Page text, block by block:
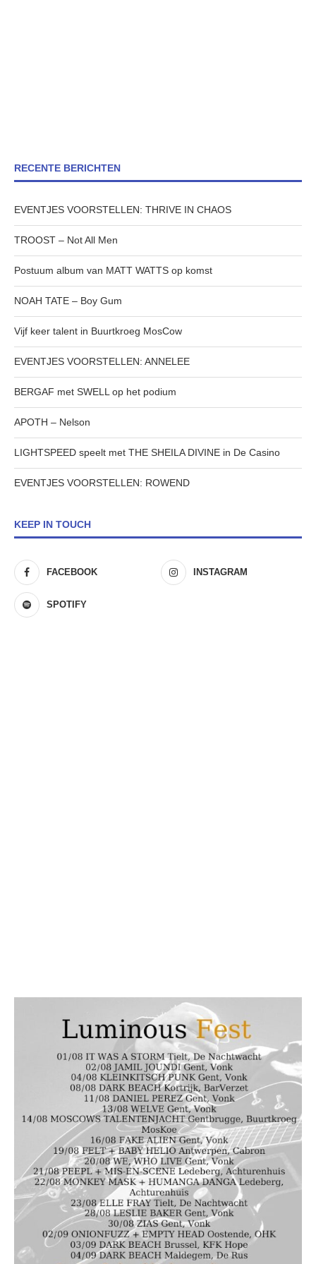
RECENTE BERICHTEN
EVENTJES VOORSTELLEN: THRIVE IN CHAOS
TROOST – Not All Men
Postuum album van MATT WATTS op komst
NOAH TATE – Boy Gum
Vijf keer talent in Buurtkroeg MosCow
EVENTJES VOORSTELLEN: ANNELEE
BERGAF met SWELL op het podium
APOTH – Nelson
LIGHTSPEED speelt met THE SHEILA DIVINE in De Casino
EVENTJES VOORSTELLEN: ROWEND
KEEP IN TOUCH
FACEBOOK INSTAGRAM
SPOTIFY